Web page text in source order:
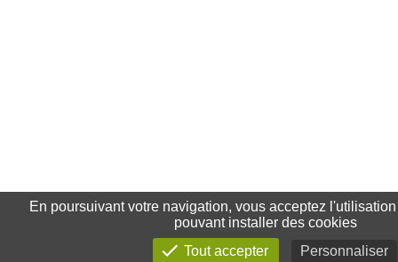
En poursuivant votre navigation, vous acceptez
pouvant installer des cookies
Tout accepter
Personnaliser